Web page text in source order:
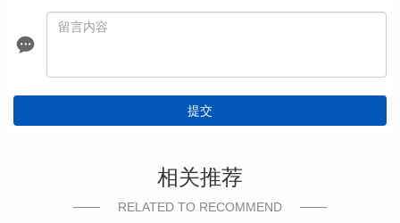
提交
相关推荐
RELATED TO RECOMMEND